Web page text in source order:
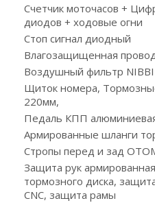
Счетчик моточасов +
диодов + ходовые огни
Стоп сигнал диодный
Влагозащищенная
Воздушный фильтр NIBBI
Щиток номера,
220мм,
Педаль КПП
Армированные шланги
Стропы перед и зад
Защита рук
тормозного диска,
CNC, защита рамы